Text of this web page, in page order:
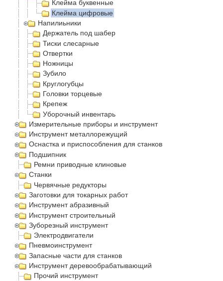
Клейма буквенные
Клейма цифровые
Напилиьники
Держатель под шабер
Тиски слесарные
Отвертки
Ножницы
Зубило
Круглогубцы
Головки торцевые
Крепеж
Уборочный инвентарь
Измерительные приборы и инструмент
Инструмент металлорежущий
Оснастка и приспособления для станков
Подшипник
Ремни приводные клиновые
Станки
Червячные редукторы
Заготовки для токарных работ
Инструмент абразивный
Инструмент строительный
Зуборезный инструмент
Электродвигатели
Пневмоинструмент
Запасные части для станков
Инструмент деревообрабатывающий
Прочий инструмент